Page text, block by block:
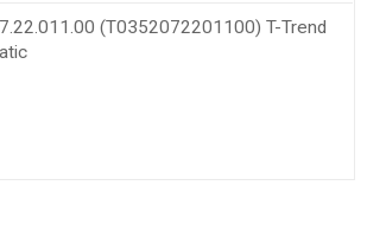
(T0352072201100) T-Trend